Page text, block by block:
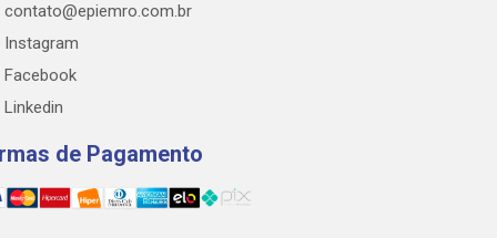
contato@epiemro.com.br
Instagram
Facebook
Linkedin
de Pagamento